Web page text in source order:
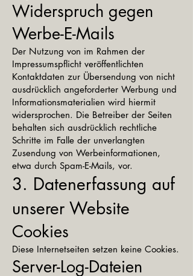
Widerspruch gegen
Werbe-E-Mails
Der Nutzung von im Rahmen der
Impressumspflicht veröffentlichten
Kontaktdaten zur Übersendung von nicht
ausdrücklich angeforderter Werbung und
Informationsmaterialien wird hiermit
widersprochen. Die Betreiber der Seiten
behalten sich ausdrücklich rechtliche
Schritte im Falle der unverlangten
Zusendung von Werbeinformationen,
etwa durch Spam-E-Mails, vor.
3. Datenerfassung auf
unserer Website
Cookies
Diese Internetseiten setzen keine Cookies.
Server-Log-Dateien